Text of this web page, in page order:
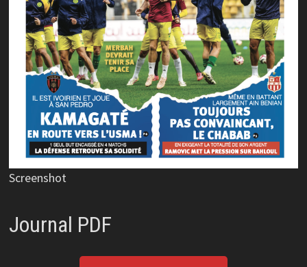
Screenshot
Journal PDF